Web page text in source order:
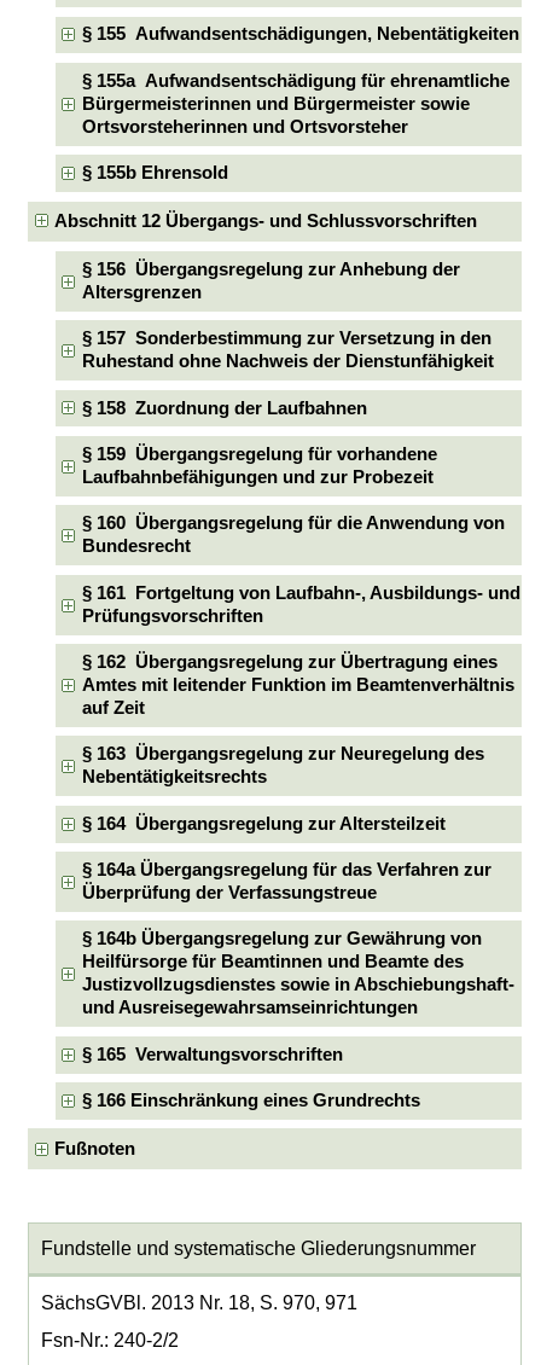
§ 155 Aufwandsentschädigungen, Nebentätigkeiten
§ 155a Aufwandsentschädigung für ehrenamtliche
Bürgermeisterinnen und Bürgermeister sowie
Ortsvorsteherinnen und Ortsvorsteher
§ 155b Ehrensold
Abschnitt 12 Übergangs- und Schlussvorschriften
§ 156 Übergangsregelung zur Anhebung der
Altersgrenzen
§ 157 Sonderbestimmung zur Versetzung in den
Ruhestand ohne Nachweis der Dienstunfähigkeit
§ 158 Zuordnung der Laufbahnen
§ 159 Übergangsregelung für vorhandene
Laufbahnbefähigungen und zur Probezeit
§ 160 Übergangsregelung für die Anwendung von
Bundesrecht
§ 161 Fortgeltung von Laufbahn-, Ausbildungs- und
Prüfungsvorschriften
§ 162 Übergangsregelung zur Übertragung eines
Amtes mit leitender Funktion im Beamtenverhältnis
auf Zeit
§ 163 Übergangsregelung zur Neuregelung des
Nebentätigkeitsrechts
§ 164 Übergangsregelung zur Altersteilzeit
§ 164a Übergangsregelung für das Verfahren zur
Überprüfung der Verfassungstreue
§ 164b Übergangsregelung zur Gewährung von
Heilfürsorge für Beamtinnen und Beamte des
Justizvollzugsdienstes sowie in Abschiebungshaft-
und Ausreisegewahrsamseinrichtungen
§ 165 Verwaltungsvorschriften
§ 166 Einschränkung eines Grundrechts
Fußnoten
Fundstelle und systematische Gliederungsnummer
SächsGVBl. 2013 Nr. 18, S. 970, 971
Fsn-Nr.: 240-2/2